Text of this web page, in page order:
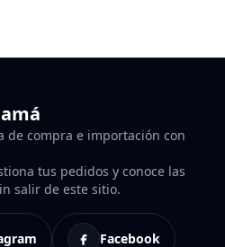
de compra e importación con
tus pedidos y conoce las
salir de este sitio.
Facebook